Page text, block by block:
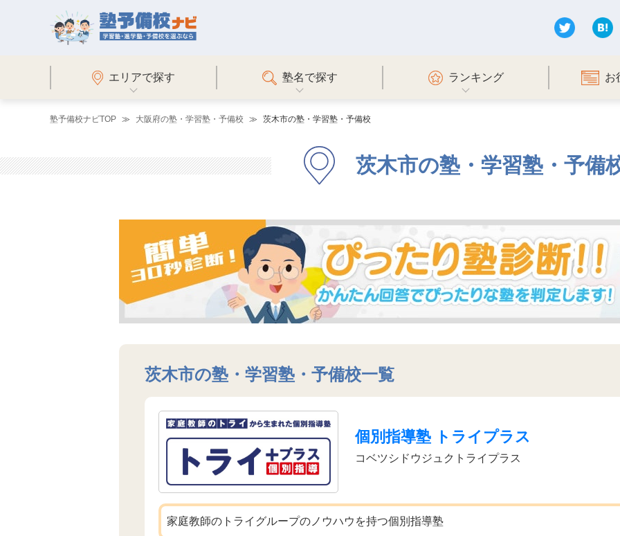
エリアで探す 塾名で探す ランキング お
塾予備校ナビTOP 大阪府の塾・学習塾・予備校 茨木市の塾・学習塾・予備校
茨木市の塾・学習塾・予備
茨木市の塾・学習塾・予備校一覧
個別指導塾 トライプラス
コベツシドウジュクトライプラス
家庭教師のトライグループのノウハウを持つ個別指導塾